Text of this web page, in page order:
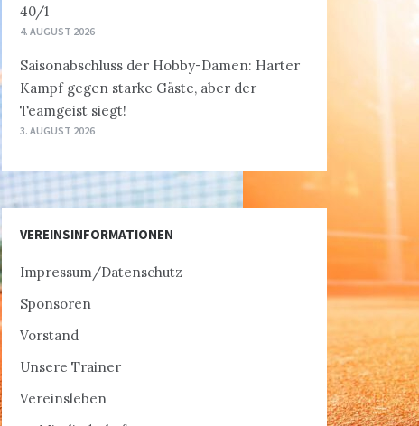
40/1
4. AUGUST 2026
Saisonabschluss der Hobby-Damen: Harter
Kampf gegen starke Gäste, aber der
Teamgeist siegt!
3. AUGUST 2026
VEREINSINFORMATIONEN
Impressum/Datenschutz
Sponsoren
Vorstand
Unsere Trainer
Vereinsleben